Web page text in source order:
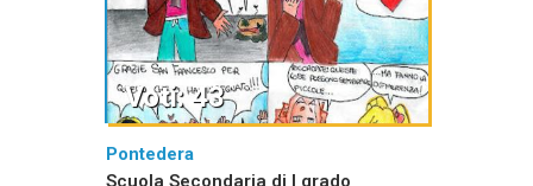
Pontedera
Scuola Secondaria di I grado
Voti: 43